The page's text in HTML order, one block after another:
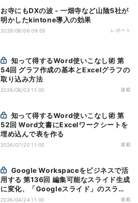
お寺にもDXの波 - 一畑寺など山陰5社が
明かしたkintone導入の効果
2026/08/06 09:05 レポート
54回 グラフ作成の基本とExcelグラフの
取り込み方法
2026/08/03 11:00 連載
52回 Word文書にExcelワークシートを
埋め込んで表を作る
2026/07/20 11:00 連載
用する 第136回 編集可能なスライド生成
に変化、「Googleスライド」のスライ
ド生成機能を応用
2026/04/24 11:00 連載